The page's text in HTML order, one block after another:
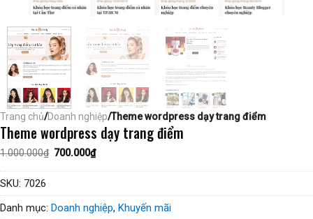
Trang chủ/Doanh nghiệp/Theme wordpress dạy trang điểm
Theme wordpress dạy trang điểm
1.000.000₫ Giá
là:
700.000₫Giá
hiện
tại
SKU: 7026
Danh mục: Doanh nghiệp, Khuyến mãi